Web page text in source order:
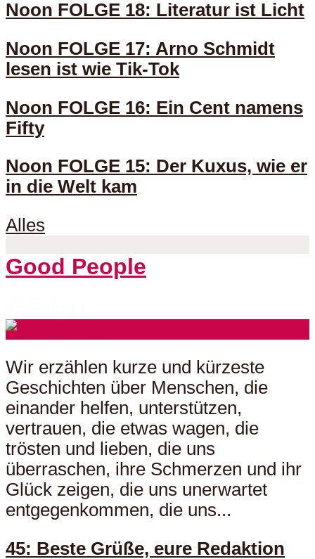
Noon FOLGE 18: Literatur ist Licht
Noon FOLGE 17: Arno Schmidt
lesen ist wie Tik-Tok
Noon FOLGE 16: Ein Cent namens
Fifty
Noon FOLGE 15: Der Kuxus, wie er
in die Welt kam
Alles
Good People
Wir erzählen kurze und kürzeste
Geschichten über Menschen, die
einander helfen, unterstützen,
vertrauen, die etwas wagen, die
trösten und lieben, die uns
überraschen, ihre Schmerzen und ihr
Glück zeigen, die uns unerwartet
entgegenkommen, die uns...
45: Beste Grüße, eure Redaktion